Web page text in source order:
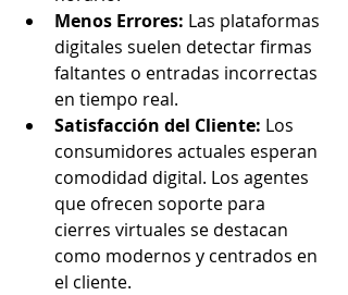
Menos Errores: Las plataformas
digitales suelen detectar firmas
faltantes o entradas incorrectas
en tiempo real.
Satisfacción del Cliente: Los
consumidores actuales esperan
comodidad digital. Los agentes
que ofrecen soporte para
cierres virtuales se destacan
como modernos y centrados en
el cliente.